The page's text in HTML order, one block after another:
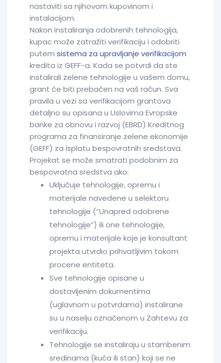
nastaviti sa njihovom kupovinom i
instalacijom.
Nakon instaliranja odobrenih tehnologija,
kupac može zatražiti verifikaciju i odobriti
putem sistema za upravljanje verifikacijom
kredita iz GEFF-a. Kada se potvrdi da ste
instalirali zelene tehnologije u vašem domu,
grant će biti prebačen na vaš račun. Sva
pravila u vezi sa verifikacijom grantova
detaljno su opisana u Uslovima Evropske
banke za obnovu i razvoj (EBRD) Kreditnog
programa za finansiranje zelene ekonomije
(GEFF) za isplatu bespovratnih sredstava.
Projekat se može smatrati podobnim za
bespovratna sredstva ako:
Uključuje tehnologije, opremu i
materijale navedene u selektoru
tehnologije (“Unapred odobrene
tehnologije”) ili one tehnologije,
opremu i materijale koje je konsultant
projekta utvrdio prihvatljivim tokom
procene entiteta.
Sve tehnologije opisane u
dostavljenim dokumentima
(uglavnom u potvrdama) instalirane
su u naselju označenom u Zahtevu za
verifikaciju.
Tehnologije se instaliraju u stambenim
sredinama (kuća ili stan) koji se ne